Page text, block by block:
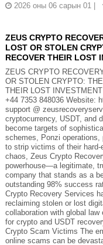
2026 оны 06 сарын 01
ZEUS CRYPTO
LOST OR STOLEN
RECOVER THEIR LOST
ZEUS CRYPTO
OR STOLEN CRYPTO:
THEIR LOST
+44 7353 848036 Website:
support @
cryptocurrency, USDT, and
become targets of
schemes, Ponzi
to strip victims of their hard-
chaos, Zeus Crypto
powerhouse—a legitimate,
company that stands as a
outstanding 98% success
Crypto Recovery Services
reclaiming stolen or lost
collaboration with global
for crypto and USDT
Crypto Scam Victims The
online scams can be